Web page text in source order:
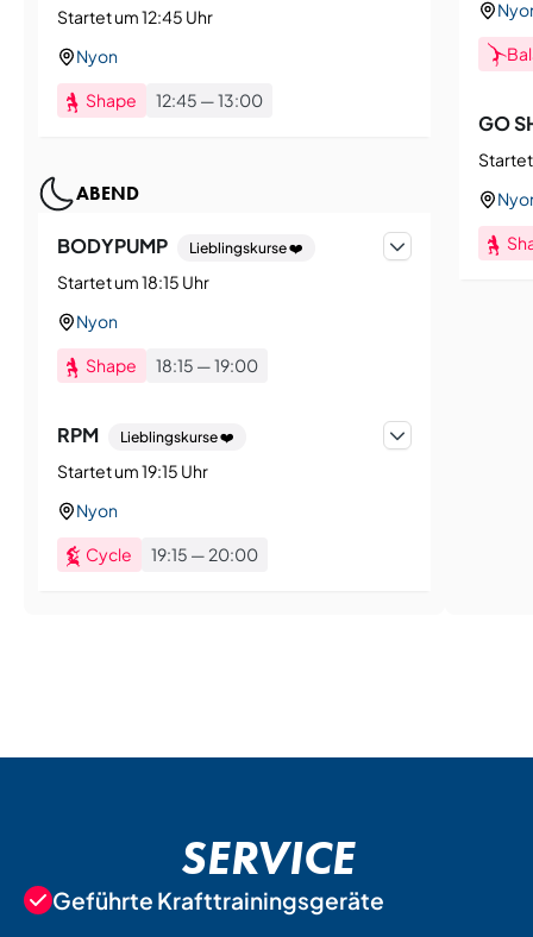
Startet um 12:45 Uhr
Nyon
Shape 12:45 —13:00
ABEND
BODYPUMP Lieblingskurse ❤️
Startet um 18:15 Uhr
Nyon
Shape 18:15 —19:00
RPM Lieblingskurse ❤️
Startet um 19:15 Uhr
Nyon
Cycle 19:15 — 20:00
GO
Startet
SERVICE
Geführte Krafttrainingsgeräte